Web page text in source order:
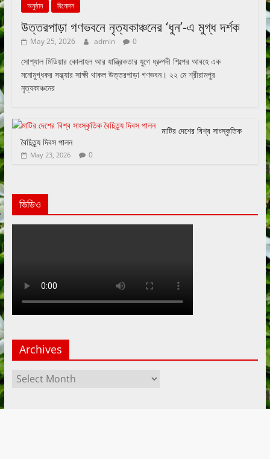
অনুষ্ঠান বিনোদন
উত্তরপাড়া গণভবনে নৃত্যকাঞ্চনের ‘ধুন’-এ মুগ্ধ দর্শক
May 25, 2026 admin 0
সোশ্যাল মিডিয়ার কোলাহল আর যান্ত্রিকতার যুগে ধ্রুপদী শিল্পের আবহে এক
মনোমুগ্ধকর সন্ধ্যার সাক্ষী থাকল উত্তরপাড়া গণভবন। ২২ মে শ্রীরামপুর
নৃত্যকাঞ্চনের
মাটির দেশের বিশ্ব সাংস্কৃতিক
বৈচিত্র্য দিবস পালন
May 23, 2026 0
ভিডিও
Archives
Archives